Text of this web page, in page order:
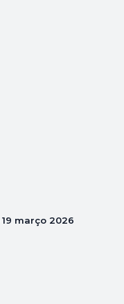
19 março 2026